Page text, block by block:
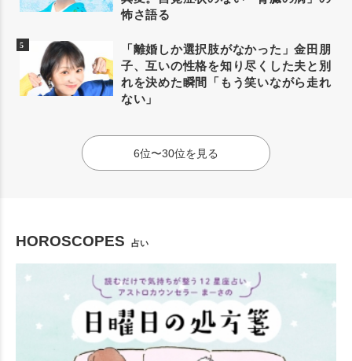
怖さ語る
「離婚しか選択肢がなかった」金田朋
子、互いの性格を知り尽くした夫と別
れを決めた瞬間「もう笑いながら走れ
ない」
6位〜30位を見る
HOROSCOPES 占い